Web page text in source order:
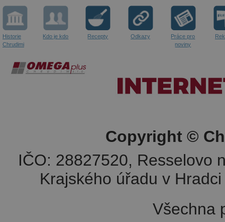
Historie
Chrudimi
Kdo je kdo Recepty Odkazy
Práce pro
noviny
Copyright ©
IČO: 28827520, Resselovo
Krajského úřadu v
Všechna